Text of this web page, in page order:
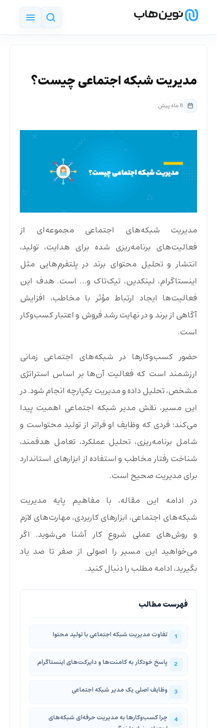
مدیریت شبکه اجتماعی چیست؟
8 ماه پیش
مدیریت شبکه‌های اجتماعی مجموعه‌ای از
فعالیت‌های برنامه‌ریزی‌ شده برای هدایت، تولید،
انتشار و تحلیل محتوای برند در پلتفرم‌هایی مثل
اینستاگرام، لینکدین، تیک‌تاک و… است. هدف این
فعالیت‌ها ایجاد ارتباط مؤثر با مخاطب، افزایش
آگاهی از برند و در نهایت رشد فروش و اعتبار کسب‌وکار
است.
حضور کسب‌وکارها در شبکه‌های اجتماعی زمانی
ارزشمند است که فعالیت آن‌ها بر اساس استراتژی
مشخص، تحلیل داده و مدیریت یکپارچه انجام شود. در
این مسیر، نقش مدیر شبکه اجتماعی اهمیت پیدا
می‌کند؛ فردی که وظایف او فراتر از تولید محتواست و
شامل برنامه‌ریزی، تحلیل عملکرد، تعامل هدفمند،
شناخت رفتار مخاطب و استفاده از ابزارهای استاندارد
برای مدیریت صحیح است.
در ادامه این مقاله، با مفاهیم پایه مدیریت
شبکه‌های اجتماعی، ابزارهای کاربردی، مهارت‌های لازم
و روش‌های عملی شروع کار آشنا می‌شوید. اگر
می‌خواهید این مسیر را اصولی از صفر تا صد یاد
بگیرید، ادامه مطلب را دنبال کنید.
تفاوت مدیریت شبکه اجتماعی با تولید محتوا
پاسخ خودکار به کامنت‌ها و دایرکت‌های اینستاگرام
وظایف اصلی یک مدیر شبکه اجتماعی
چرا کسب‌وکارها به مدیریت حرفه‌ای شبکه‌های